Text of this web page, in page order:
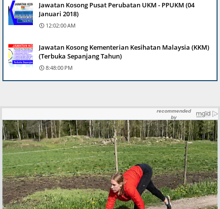
Jawatan Kosong Pusat Perubatan UKM - PPUKM (04
Januari 2018)
12:02:00 AM
Jawatan Kosong Kementerian Kesihatan Malaysia (KKM)
(Terbuka Sepanjang Tahun)
8:48:00 PM